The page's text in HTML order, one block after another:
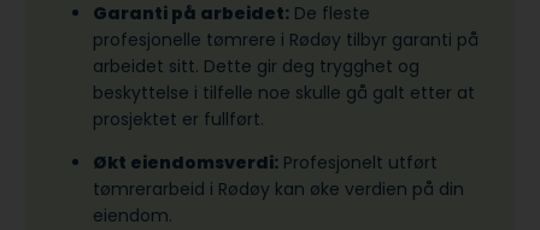
Garanti på arbeidet: De fleste
profesjonelle tømrere i Rødøy tilbyr garanti på
arbeidet sitt. Dette gir deg trygghet og
beskyttelse i tilfelle noe skulle gå galt etter at
prosjektet er fullført.
Økt eiendomsverdi: Profesjonelt utført
tømrerarbeid i Rødøy kan øke verdien på din
eiendom.